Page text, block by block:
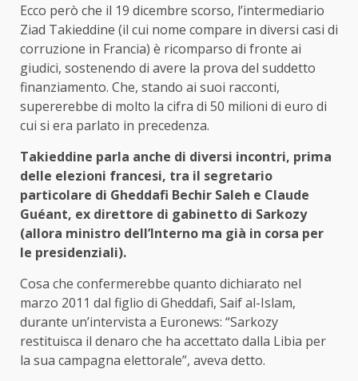
Ecco però che il 19 dicembre scorso, l’intermediario
Ziad Takieddine (il cui nome compare in diversi casi di
corruzione in Francia) è ricomparso di fronte ai
giudici, sostenendo di avere la prova del suddetto
finanziamento. Che, stando ai suoi racconti,
supererebbe di molto la cifra di 50 milioni di euro di
cui si era parlato in precedenza.
Takieddine parla anche di diversi incontri, prima
delle elezioni francesi, tra il segretario
particolare di Gheddafi Bechir Saleh e Claude
Guéant, ex direttore di gabinetto di Sarkozy
(allora ministro dell’Interno ma già in corsa per
le presidenziali).
Cosa che confermerebbe quanto dichiarato nel
marzo 2011 dal figlio di Gheddafi, Saif al-Islam,
durante un’intervista a Euronews: “Sarkozy
restituisca il denaro che ha accettato dalla Libia per
la sua campagna elettorale”, aveva detto.